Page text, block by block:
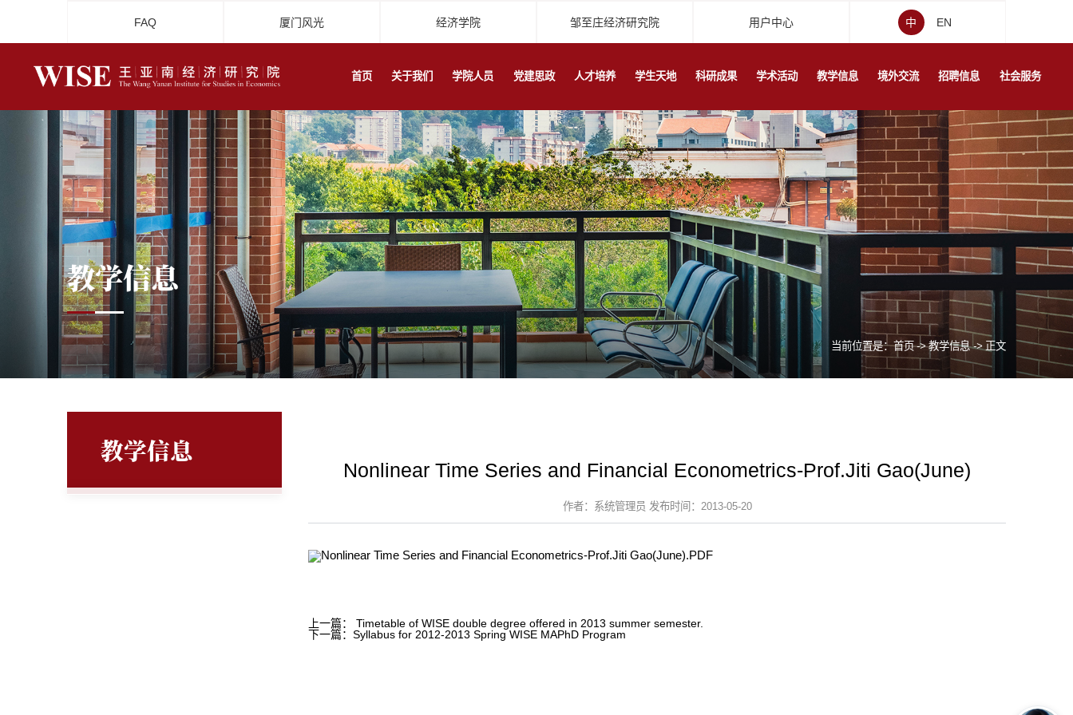
FAQ 厦门风光 经济学院 邹至庄经济研究院 用户中心 中 EN
首页 关于我们 学院人员 党建思政 人才培养 学生天地 科研成果 学术活动 教学信息 境外交流 招聘信息 社会服务
教学信息
当前位置是：首页 -> 教学信息 -> 正文
教学信息
Nonlinear Time Series and Financial Econometrics-Prof.Jiti Gao(June)
作者：系统管理员 发布时间：2013-05-20
Nonlinear Time Series and Financial Econometrics-Prof.Jiti Gao(June).PDF
上一篇：Timetable of WISE double degree offered in 2013 summer semester.
下一篇：Syllabus for 2012-2013 Spring WISE MAPhD Program